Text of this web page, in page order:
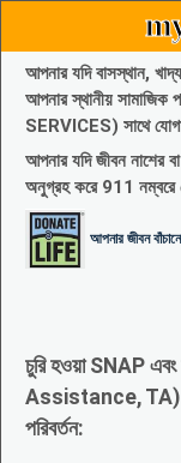
আপনার যদি বাসস্থান,
আপনার স্থানীয়
SERVICES) সাথে
আপনার যদি জীবন নাশের
অনুগ্রহ করে 911
আপনার জীবন
চুরি হওয়া SNAP
Assistance, TA)
পরিবর্তন: